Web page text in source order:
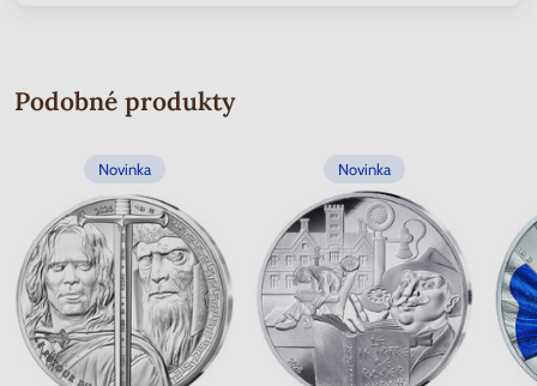
Podobné produkty
Novinka Novinka